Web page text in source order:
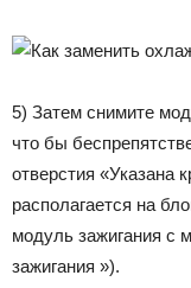
5) Затем снимите
что бы
отверстия «Указана
располагается на
модуль зажигания с
зажигания »).